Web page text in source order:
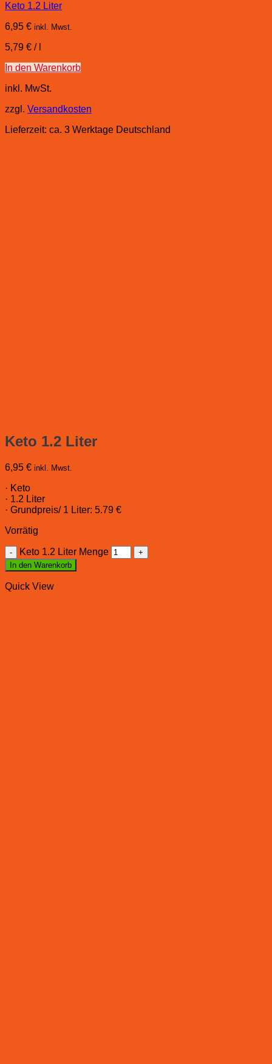
Keto 1.2 Liter
6,95 € inkl. Mwst.
5,79 € /
In den Warenkorb
inkl. MwSt.
zzgl. Versandkosten
Lieferzeit: ca. 3 Werktage Deutschland
Keto 1.2 Liter
6,95 € inkl. Mwst.
· Keto
· 1.2 Liter
· Grundpreis/ 1 Liter: 5.79 €
Vorrätig
Keto 1.2 Liter Menge
In den Warenkorb
Quick View